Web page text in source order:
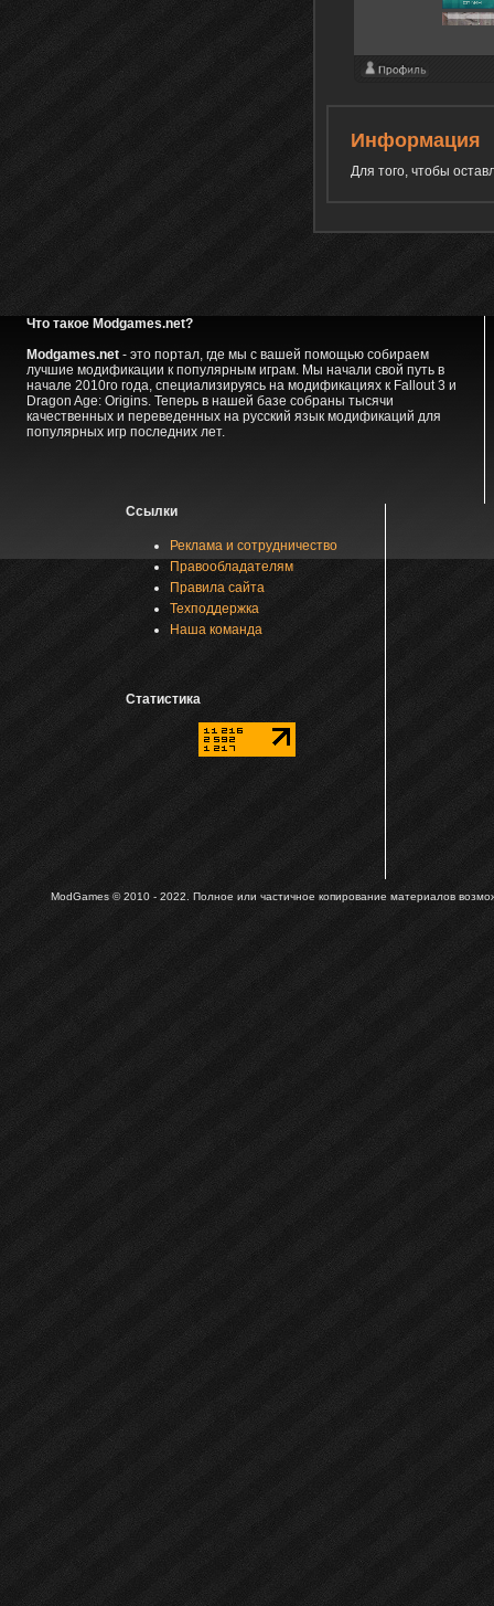
Информация
Для того, чтобы
Что такое Modgames.net?
Modgames.net- это портал, где мы с вашей помощью собираем
лучшие модификации к популярным играм. Мы начали свой путь в
начале 2010го года, специализируясь на модификациях к Fallout 3 и
Dragon Age: Origins. Теперь в нашей базе собраны тысячи
качественных и переведенных на русский язык модификаций для
популярных игр последних лет.
Ссылки
Реклама и сотрудничество
Правообладателям
Правила сайта
Техподдержка
Наша команда
Статистика
ModGames © 2010 - 2022. Полное или частичное копирование материалов